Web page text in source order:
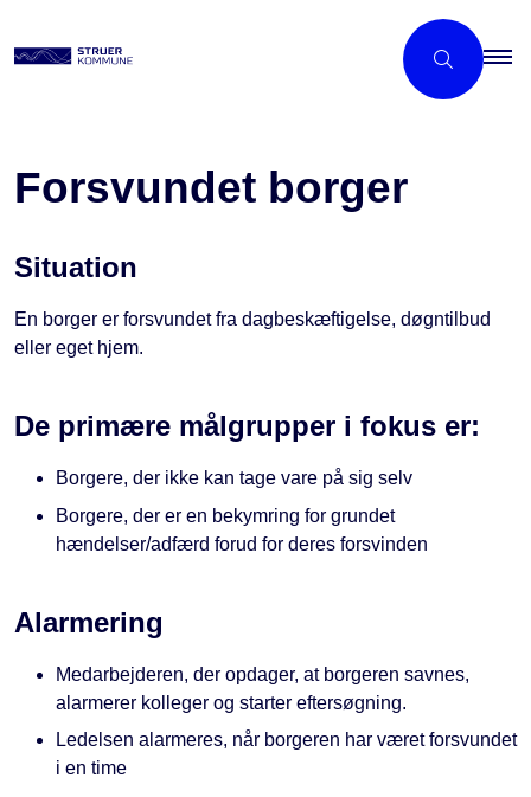
Forsvundet borger
Situation
En borger er forsvundet fra dagbeskæftigelse, døgntilbud
eller eget hjem.
De primære målgrupper i fokus er:
Borgere, der ikke kan tage vare på sig selv
Borgere, der er en bekymring for grundet
hændelser/adfærd forud for deres forsvinden
Alarmering
Medarbejderen, der opdager, at borgeren savnes,
alarmerer kolleger og starter eftersøgning.
Ledelsen alarmeres, når borgeren har været forsvundet
i en time